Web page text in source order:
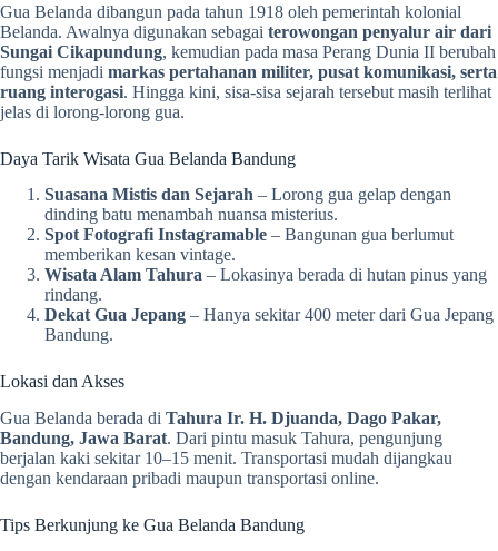
Gua Belanda dibangun pada tahun 1918 oleh pemerintah kolonial
Belanda. Awalnya digunakan sebagai terowongan penyalur air dari
Sungai Cikapundung, kemudian pada masa Perang Dunia II berubah
fungsi menjadi markas pertahanan militer, pusat komunikasi, serta
ruang interogasi. Hingga kini, sisa-sisa sejarah tersebut masih terlihat
jelas di lorong-lorong gua.
Daya Tarik Wisata Gua Belanda Bandung
Suasana Mistis dan Sejarah – Lorong gua gelap dengan
dinding batu menambah nuansa misterius.
Spot Fotografi Instagramable – Bangunan gua berlumut
memberikan kesan vintage.
Wisata Alam Tahura – Lokasinya berada di hutan pinus yang
rindang.
Dekat Gua Jepang – Hanya sekitar 400 meter dari Gua Jepang
Bandung.
Lokasi dan Akses
Gua Belanda berada di Tahura Ir. H. Djuanda, Dago Pakar,
Bandung, Jawa Barat. Dari pintu masuk Tahura, pengunjung
berjalan kaki sekitar 10–15 menit. Transportasi mudah dijangkau
dengan kendaraan pribadi maupun transportasi online.
Tips Berkunjung ke Gua Belanda Bandung